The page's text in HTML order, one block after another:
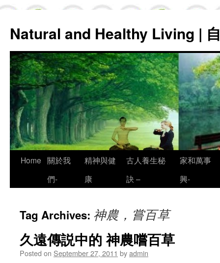
Natural and Healthy Living |
Skip
Home 關於我
們-
精神與健
康
古人養生秘
訣 –
家和萬事
興-
Tag Archives: 神農，嘗百草
久遠傳説中的 神農嚐百草
Posted on September 27, 2011 byadmin